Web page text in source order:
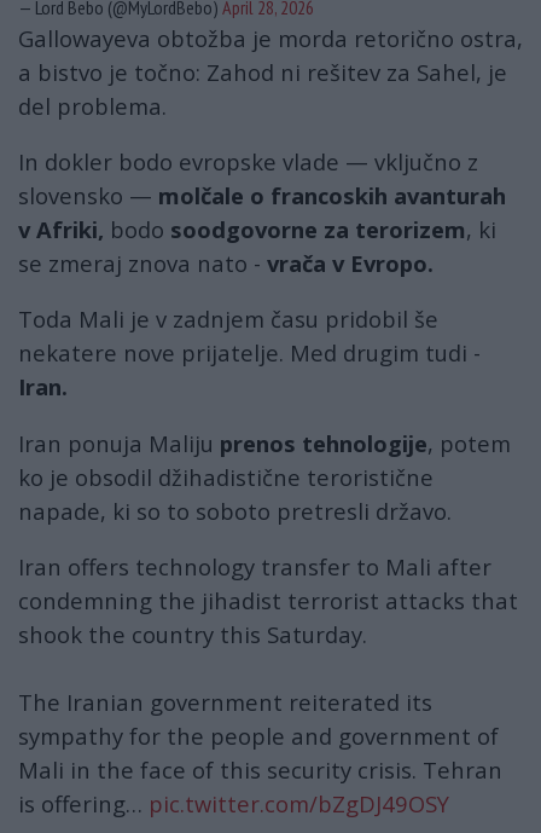
— Lord Bebo (@MyLordBebo) April 28, 2026
Gallowayeva obtožba je morda retorično ostra,
a bistvo je točno: Zahod ni rešitev za Sahel, je
del problema.
In dokler bodo evropske vlade — vključno z
slovensko — molčale o francoskih avanturah
v Afriki, bodo soodgovorne za terorizem, ki
se zmeraj znova nato - vrača v Evropo.
Toda Mali je v zadnjem času pridobil še
nekatere nove prijatelje. Med drugim tudi -
Iran.
Iran ponuja Maliju prenos tehnologije, potem
ko je obsodil džihadistične teroristične
napade, ki so to soboto pretresli državo.
Iran offers technology transfer to Mali after
condemning the jihadist terrorist attacks that
shook the country this Saturday.
The Iranian government reiterated its
sympathy for the people and government of
Mali in the face of this security crisis. Tehran
is offering… pic.twitter.com/bZgDJ49OSY